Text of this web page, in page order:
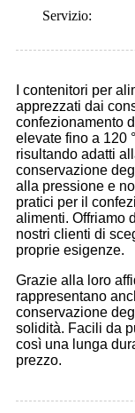
Servizio:
I contenitori per
apprezzati dai
confezionamento
elevate fino a 120
risultando adatti
conservazione
alla pressione e
pratici per il
alimenti. Offriamo
nostri clienti di
proprie esigenze.
Grazie alla loro
rappresentano
conservazione
solidità. Facili da
così una lunga
prezzo.